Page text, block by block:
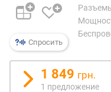
о
л
я
р
н
Спросить
1 849 грн.
1 предложение